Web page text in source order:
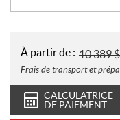
À partir de : 10 389$
Frais de transport et
CALCULATRICE
DE PAIEMENT